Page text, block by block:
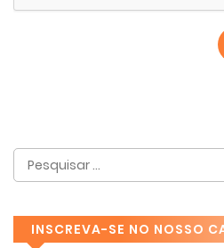
INSCREVA-SE NO NOSSO